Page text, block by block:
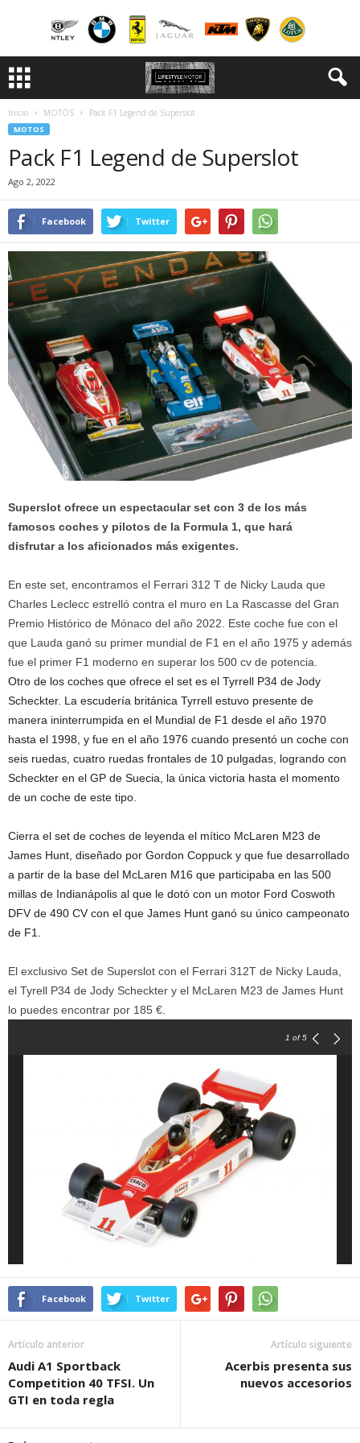
Inicio MOTOS Pack F1 Legend de Superslot
MOTOS
Pack F1 Legend de Superslot
Ago 2, 2022
Facebook Twitter
Superslot ofrece un espectacular set con 3 de los más
famosos coches y pilotos de la Formula 1, que hará
disfrutar a los aficionados más exigentes.
En este set, encontramos el Ferrari 312 T de Nicky Lauda que
Charles Leclecc estrelló contra el muro en La Rascasse del Gran
Premio Histórico de Mónaco del año 2022. Este coche fue con el
que Lauda ganó su primer mundial de F1 en el año 1975 y además
fue el primer F1 moderno en superar los 500 cv de potencia.
Otro de los coches que ofrece el set es el Tyrrell P34 de Jody
Scheckter. La escudería británica Tyrrell estuvo presente de
manera ininterrumpida en el Mundial de F1 desde el año 1970
hasta el 1998, y fue en el año 1976 cuando presentó un coche con
seis ruedas, cuatro ruedas frontales de 10 pulgadas, logrando con
Scheckter en el GP de Suecia, la única victoria hasta el momento
de un coche de este tipo.
Cierra el set de coches de leyenda el mítico McLaren M23 de
James Hunt, diseñado por Gordon Coppuck y que fue desarrollado
a partir de la base del McLaren M16 que participaba en las 500
millas de Indianápolis al que le dotó con un motor Ford Coswoth
DFV de 490 CV con el que James Hunt ganó su único campeonato
de F1.
El exclusivo Set de Superslot con el Ferrari 312T de Nicky Lauda,
el Tyrell P34 de Jody Scheckter y el McLaren M23 de James Hunt
lo puedes encontrar por 185 €.
1 of 5
Facebook Twitter
Artículo anterior
Audi A1 Sportback
Competition 40 TFSI. Un
GTI en toda regla
Artículo siguiente
Acerbis presenta sus
nuevos accesorios